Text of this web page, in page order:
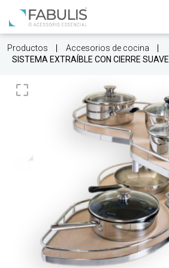
Productos
Accesorios de cocina
SISTEMA EXTRAÍBLE CON CIERRE SUAVE